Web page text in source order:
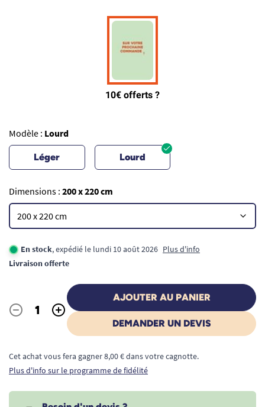
Modèle : Lourd
Léger Lourd
Dimensions : 200 x 220 cm
En stock, expédié le lundi 10 août 2026 Plus d'info
Livraison offerte
Quantité
- +
AJOUTER AU PANIER
DEMANDER UN DEVIS
Cet achat vous fera gagner 8,00 € dans votre cagnotte.
Plus d'info sur le programme de fidélité